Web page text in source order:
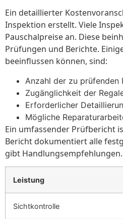
Ein detaillierter
Inspektion erstellt. Viele
Pauschalpreise an. Diese
Prüfungen und Berichte.
beeinflussen können, sind:
Anzahl der zu prüfenden
Zugänglichkeit der
Erforderlicher
Mögliche
Ein umfassender Prüfbericht
Bericht dokumentiert alle
gibt Handlungsempfehlungen.
Leistung
Sichtkontrolle